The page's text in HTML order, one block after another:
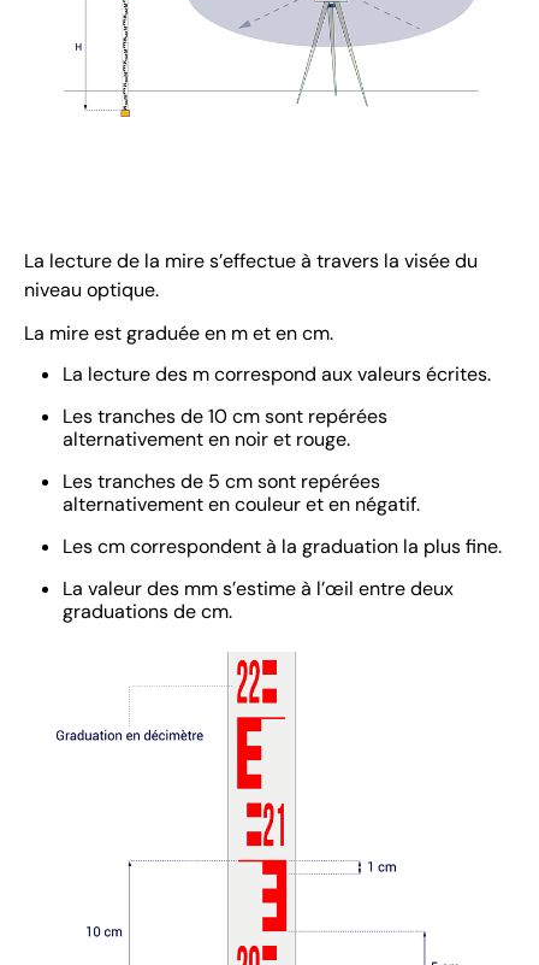
La lecture de la mire s’effectue à travers la visée du
niveau optique.
La mire est graduée en m et en cm.
La lecture des m correspond aux valeurs écrites.
Les tranches de 10 cm sont repérées
alternativement en noir et rouge.
Les tranches de 5 cm sont repérées
alternativement en couleur et en négatif.
Les cm correspondent à la graduation la plus fine.
La valeur des mm s’estime à l’œil entre deux
graduations de cm.